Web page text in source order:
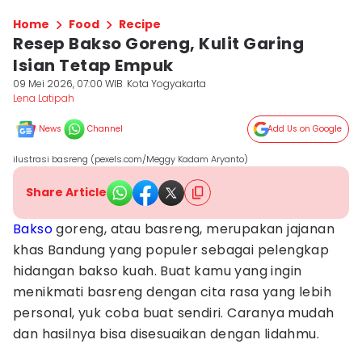
Home Food Recipe
Resep Bakso Goreng, Kulit Garing
Isian Tetap Empuk
09 Mei 2026, 07:00 WIB Kota Yogyakarta
Lena Latipah
News Channel Add Us on Google
ilustrasi basreng (pexels.com/Meggy Kadam Aryanto)
Share Article
Baksogoreng, atau basreng, merupakan jajanan
khas Bandung yang populer sebagai pelengkap
hidangan bakso kuah. Buat kamu yang ingin
menikmati basreng dengan cita rasa yang lebih
personal, yuk coba buat sendiri. Caranya mudah
dan hasilnya bisa disesuaikan dengan lidahmu.